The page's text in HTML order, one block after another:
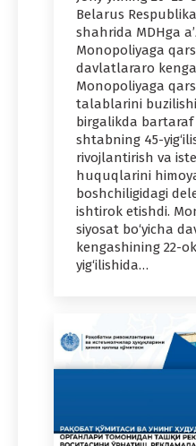
Belarus
shahrida MDHga
Monopoliyaga
davlatlararo
Monopoliyaga
talablarini
birgalikda bartaraf
shtabning 45-
rivojlantirish va
huquqlarini
boshchiligidagi
ishtirok etishdi.
siyosat bo‘yicha
kengashining 22-
yig‘ilishida…